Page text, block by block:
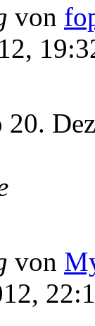
von
20.
von